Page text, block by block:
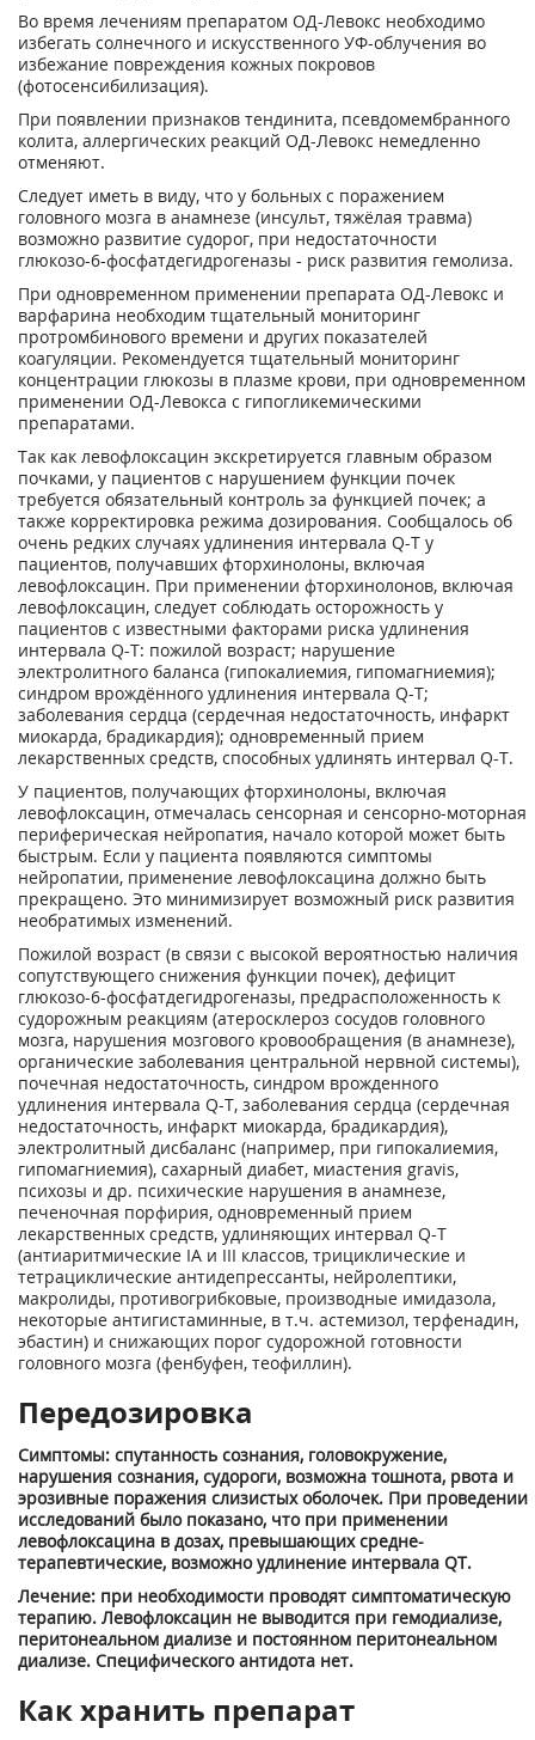
Во время лечениям препаратом ОД-Левокс необходимо
избегать солнечного и искусственного УФ-облучения во
избежание повреждения кожных покровов
(фотосенсибилизация).
При появлении признаков тендинита, псевдомембранного
колита, аллергических реакций ОД-Левокс немедленно
отменяют.
Следует иметь в виду, что у больных с поражением
головного мозга в анамнезе (инсульт, тяжёлая травма)
возможно развитие судорог, при недостаточности
глюкозо-6-фосфатдегидрогеназы - риск развития гемолиза.
При одновременном применении препарата ОД-Левокс и
варфарина необходим тщательный мониторинг
протромбинового времени и других показателей
коагуляции. Рекомендуется тщательный мониторинг
концентрации глюкозы в плазме крови, при одновременном
применении ОД-Левокса с гипогликемическими
препаратами.
Так как левофлоксацин экскретируется главным образом
почками, у пациентов с нарушением функции почек
требуется обязательный контроль за функцией почек; а
также корректировка режима дозирования. Сообщалось об
очень редких случаях удлинения интервала Q-T у
пациентов, получавших фторхинолоны, включая
левофлоксацин. При применении фторхинолонов, включая
левофлоксацин, следует соблюдать осторожность у
пациентов с известными факторами риска удлинения
интервала Q-T: пожилой возраст; нарушение
электролитного баланса (гипокалиемия, гипомагниемия);
синдром врождённого удлинения интервала Q-T;
заболевания сердца (сердечная недостаточность, инфаркт
миокарда, брадикардия); одновременный прием
лекарственных средств, способных удлинять интервал Q-T.
У пациентов, получающих фторхинолоны, включая
левофлоксацин, отмечалась сенсорная и сенсорно-моторная
периферическая нейропатия, начало которой может быть
быстрым. Если у пациента появляются симптомы
нейропатии, применение левофлоксацина должно быть
прекращено. Это минимизирует возможный риск развития
необратимых изменений.
Пожилой возраст (в связи с высокой вероятностью наличия
сопутствующего снижения функции почек), дефицит
глюкозо-6-фосфатдегидрогеназы, предрасположенность к
судорожным реакциям (атеросклероз сосудов головного
мозга, нарушения мозгового кровообращения (в анамнезе),
органические заболевания центральной нервной системы),
почечная недостаточность, синдром врожденного
удлинения интервала Q-T, заболевания сердца (сердечная
недостаточность, инфаркт миокарда, брадикардия),
электролитный дисбаланс (например, при гипокалиемия,
гипомагниемия), сахарный диабет, миастения gravis,
психозы и др. психические нарушения в анамнезе,
печеночная порфирия, одновременный прием
лекарственных средств, удлиняющих интервал Q-T
(антиаритмические IA и III классов, трициклические и
тетрациклические антидепрессанты, нейролептики,
макролиды, противогрибковые, производные имидазола,
некоторые антигистаминные, в т.ч. астемизол, терфенадин,
эбастин) и снижающих порог судорожной готовности
головного мозга (фенбуфен, теофиллин).
Передозировка
Симптомы: спутанность сознания, головокружение,
нарушения сознания, судороги, возможна тошнота, рвота и
эрозивные поражения слизистых оболочек. При проведении
исследований было показано, что при применении
левофлоксацина в дозах, превышающих средне-
терапевтические, возможно удлинение интервала QT.
Лечение: при необходимости проводят симптоматическую
терапию. Левофлоксацин не выводится при гемодиализе,
перитонеальном диализе и постоянном перитонеальном
диализе. Специфического антидота нет.
Как хранить препарат